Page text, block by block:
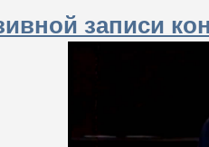
записи